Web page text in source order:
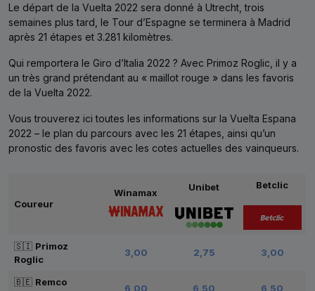
Le départ de la Vuelta 2022 sera donné à Utrecht, trois
semaines plus tard, le Tour d’Espagne se terminera à Madrid
après 21 étapes et 3.281 kilomètres.
Qui remportera le Giro d’Italia 2022 ? Avec Primoz Roglic, il y a
un très grand prétendant au « maillot rouge » dans les favoris
de la Vuelta 2022.
Vous trouverez ici toutes les informations sur la Vuelta Espana
2022 – le plan du parcours avec les 21 étapes, ainsi qu’un
pronostic des favoris avec les cotes actuelles des vainqueurs.
Coureur
Winamax Unibet Betclic
🇸🇮 Primoz
Roglic
3,00 2,75 3,00
🇧🇪 Remco
6,00 6,50 6,50